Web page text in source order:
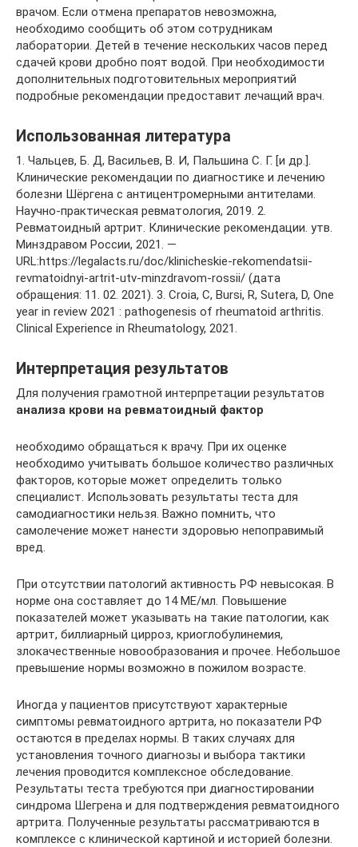
врачом. Если отмена препаратов невозможна,
необходимо сообщить об этом сотрудникам
лаборатории. Детей в течение нескольких часов перед
сдачей крови дробно поят водой. При необходимости
дополнительных подготовительных мероприятий
подробные рекомендации предоставит лечащий врач.
Использованная литература
1. Чальцев, Б. Д, Васильев, В. И, Пальшина С. Г. [и др.].
Клинические рекомендации по диагностике и лечению
болезни Шёргена с антицентромерными антителами.
Научно-практическая ревматология, 2019. 2.
Ревматоидный артрит. Клинические рекомендации. утв.
Минздравом России, 2021. —
URL:https://legalacts.ru/doc/klinicheskie-rekomendatsii-
revmatoidnyi-artrit-utv-minzdravom-rossii/ (дата
обращения: 11. 02. 2021). 3. Croia, C, Bursi, R, Sutera, D, One
year in review 2021 : pathogenesis of rheumatoid arthritis.
Clinical Experience in Rheumatology, 2021.
Интерпретация результатов
Для получения грамотной интерпретации результатов
анализа крови на ревматоидный фактор
необходимо обращаться к врачу. При их оценке
необходимо учитывать большое количество различных
факторов, которые может определить только
специалист. Использовать результаты теста для
самодиагностики нельзя. Важно помнить, что
самолечение может нанести здоровью непоправимый
вред.
При отсутствии патологий активность РФ невысокая. В
норме она составляет до 14 МЕ/мл. Повышение
показателей может указывать на такие патологии, как
артрит, биллиарный цирроз, криоглобулинемия,
злокачественные новообразования и прочее. Небольшое
превышение нормы возможно в пожилом возрасте.
Иногда у пациентов присутствуют характерные
симптомы ревматоидного артрита, но показатели РФ
остаются в пределах нормы. В таких случаях для
установления точного диагнозы и выбора тактики
лечения проводится комплексное обследование.
Результаты теста требуются при диагностировании
синдрома Шегрена и для подтверждения ревматоидного
артрита. Полученные результаты рассматриваются в
комплексе с клинической картиной и историей болезни.